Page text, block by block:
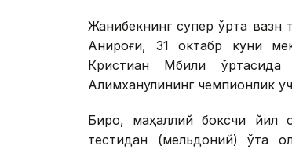
Жанибекнинг супер ўрта вазн
Аниқроғи, 31 октабр куни
Кристиан Мбили
Алимханулининг чемпионлик
Бироқ, маҳаллий боксчи йил
тестидан (мельдоний) ўта